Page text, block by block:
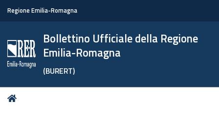
Regione Emilia-Romagna
Bollettino Ufficiale della Regione
Emilia-Romagna
(BURERT)
Tu